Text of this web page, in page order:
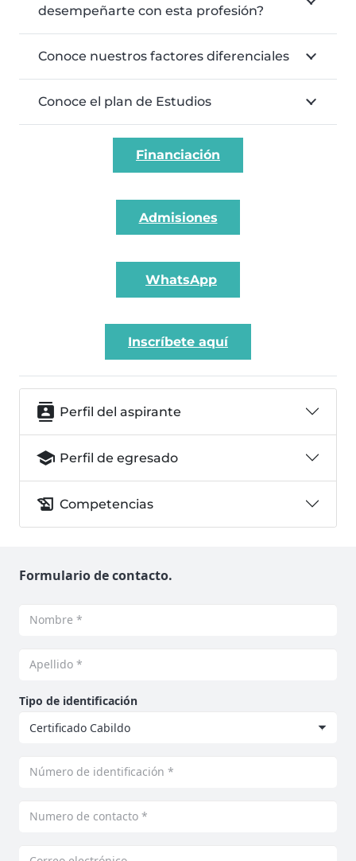
Formulario de contacto.
Tipo de identificación
desempeñarte con esta profesión?
Conoce nuestros factores diferenciales
Conoce el plan de Estudios
Financiación
Admisiones
WhatsApp
Inscríbete aquí
contacts Perfil del aspirante
school Perfil de egresado
history_edu Competencias